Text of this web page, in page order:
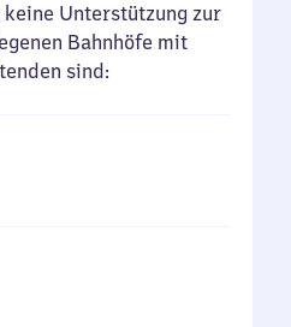
Unterstützung zur
Bahnhöfe mit
sind: